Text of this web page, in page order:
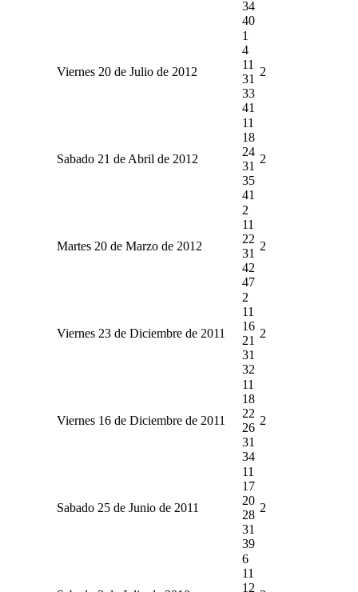
34
40
Viernes 20 de Julio de 2012
1
4
11
31
33
41
2
Sabado 21 de Abril de 2012
11
18
24
31
35
41
2
Martes 20 de Marzo de 2012
2
11
22
31
42
47
2
Viernes 23 de Diciembre de 2011
2
11
16
21
31
32
2
Viernes 16 de Diciembre de 2011
11
18
22
26
31
34
2
Sabado 25 de Junio de 2011
11
17
20
28
31
39
2
6
11
12